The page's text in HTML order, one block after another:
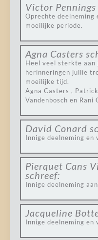
Victor Pennings
Oprechte deelneming
moeilijke periode.
Agna Casters
Heel veel sterkte aan
herinneringen jullie
moeilijke tijd.
Agna Casters ,
Vandenbosch en Rani
David Conard
Innige deelneming en
Pierquet Cans
schreef:
Innige deelneming
Jacqueline
Innige deelneming